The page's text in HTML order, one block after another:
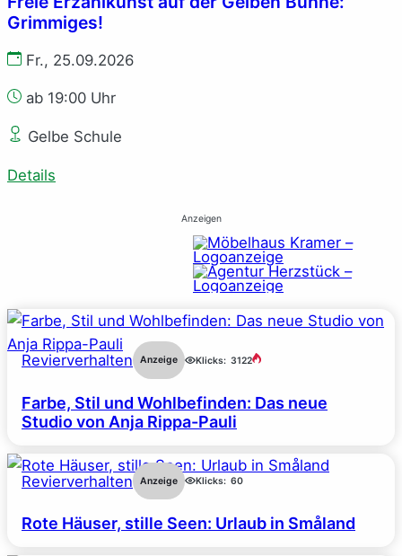
Grimmiges!
Fr., 25.09.2026
ab 19:00 Uhr
Gelbe Schule
Details
Anzeigen
Revierverhalten Anzeige Klicks: 3122
Farbe, Stil und Wohlbefinden: Das neue
Studio von Anja Rippa-Pauli
Revierverhalten Anzeige Klicks: 60
Rote Häuser, stille Seen: Urlaub in Småland